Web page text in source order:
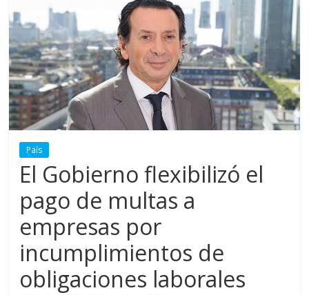
País
El Gobierno flexibilizó el
pago de multas a
empresas por
incumplimientos de
obligaciones laborales